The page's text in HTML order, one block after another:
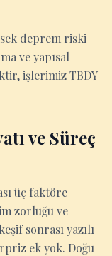
deprem riski
ve yapısal
işlerimiz TBDY
ve Süreç
üç faktöre
zorluğu ve
sonrası yazılı
ek yok. Doğu